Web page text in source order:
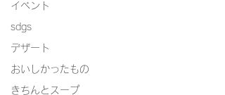
イベント
sdgs
デザート
おいしかったもの
きちんとスープ